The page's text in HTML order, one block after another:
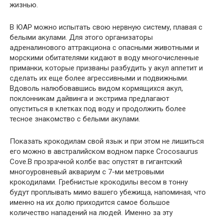
жизнью.
В ЮАР можно испытать свою нервную систему, плавая с
белыми акулами. Для этого организаторы
адреналинового аттракциона с опасными животными и
морскими обитателями кидают в воду многочисленные
приманки, которые призваны разбудить у акул аппетит и
сделать их еще более агрессивными и подвижными.
Вдоволь налюбовавшись видом кормящихся акул,
поклонникам дайвинга и экстрима предлагают
опуститься в клетках под воду и продолжить более
тесное знакомство с белыми акулами.
Показать крокодилам свой язык и при этом не лишиться
его можно в австралийском водном парке Crocosaurus
Cove.В прозрачной колбе вас опустят в гигантский
многоуровневый аквариум с 7-ми метровыми
крокодилами. Гребнистые крокодилы весом в тонну
будут проплывать мимо вашего убежища, напоминая, что
именно на их долю приходится самое большое
количество нападений на людей. Именно за эту